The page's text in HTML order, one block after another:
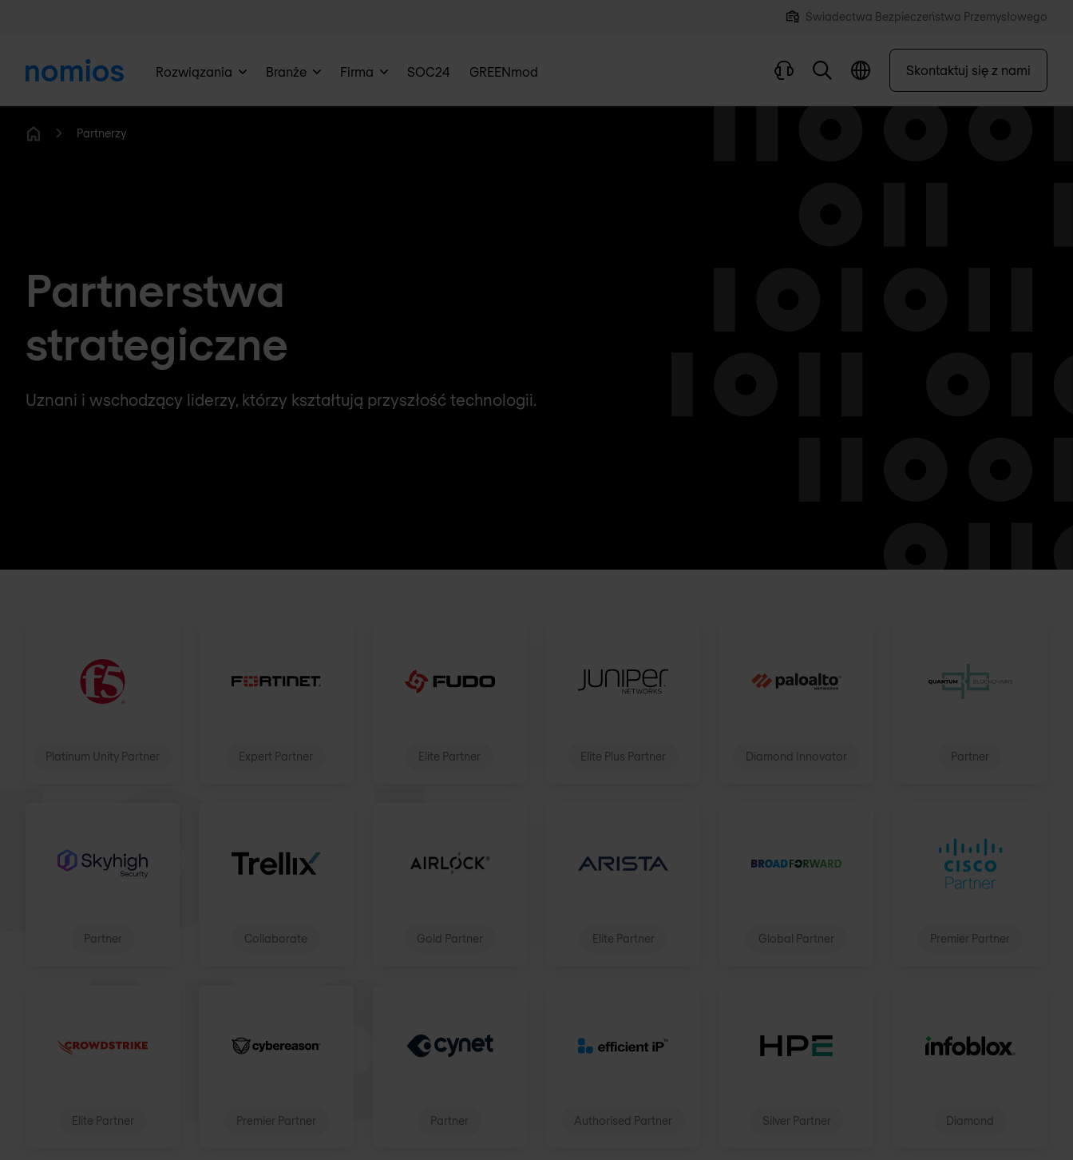
Świadectwa Bezpieczeństwa Przemysłowego
Rozwiązania Branże Firma SOC24 GREENmod Skontaktuj się z nami
Partnerzy
Partnerstwa
strategiczne
Uznani i wschodzący liderzy, którzy kształtują przyszłość technologii.
Platinum Unity Partner Expert Partner Elite Partner Elite Plus Partner Diamond Innovator Partner
Partner Collaborate Gold Partner Elite Partner Global Partner Premier Partner
Elite Partner Premier Partner Partner Authorised Partner Silver Partner Diamond